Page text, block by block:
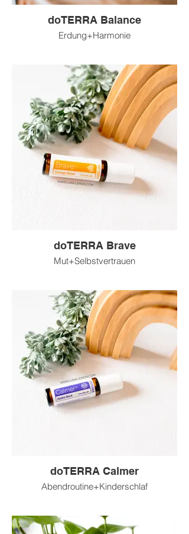
doTERRA Balance
Erdung+Harmonie
doTERRA Brave
Mut+Selbstvertrauen
doTERRA Calmer
Abendroutine+Kinderschlaf